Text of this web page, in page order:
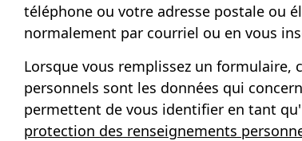
téléphone ou votre adresse postale ou
normalement par courriel ou en vous
Lorsque vous remplissez un formulaire,
personnels sont les données qui
permettent de vous identifier en tant
protection des renseignements